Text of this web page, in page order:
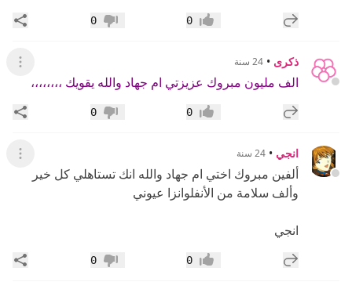
إضافة رد جديد إعجاب0 عدم إعجاب
0
ذكرى • 24 سنة عرض
الف مليون مبروك عزيزتي ام جهاد والله يقويك ،،،،،،،،
إضافة رد جديد إعجاب0 عدم إعجاب
0
انجي • 24 سنة عرض
ألفين مبروك اختي ام جهاد والله انك تستاهلي كل خير
وألف سلامة من الأنفلوانزا عيوني
انجي
إضافة رد جديد إعجاب0 عدم إعجاب
0